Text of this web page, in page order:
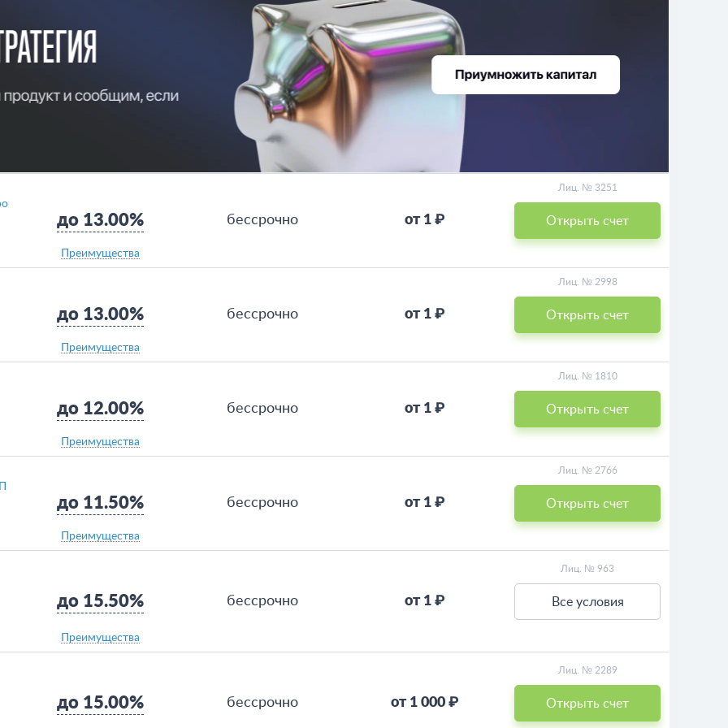
до 13.00%
Преимущества
бессрочно от 1 ₽
Лиц. № 3251
Открыть счет
до 13.00%
Преимущества
бессрочно от 1 ₽
Лиц. № 2998
Открыть счет
до 12.00%
Преимущества
бессрочно от 1 ₽
Лиц. № 1810
Открыть счет
до 11.50%
Преимущества
бессрочно от 1 ₽
Лиц. № 2766
Открыть счет
до 15.50%
Преимущества
бессрочно от 1 ₽
Лиц. № 963
Все условия
до 15.00% бессрочно от 1 000 ₽
Лиц. № 2289
Открыть счет